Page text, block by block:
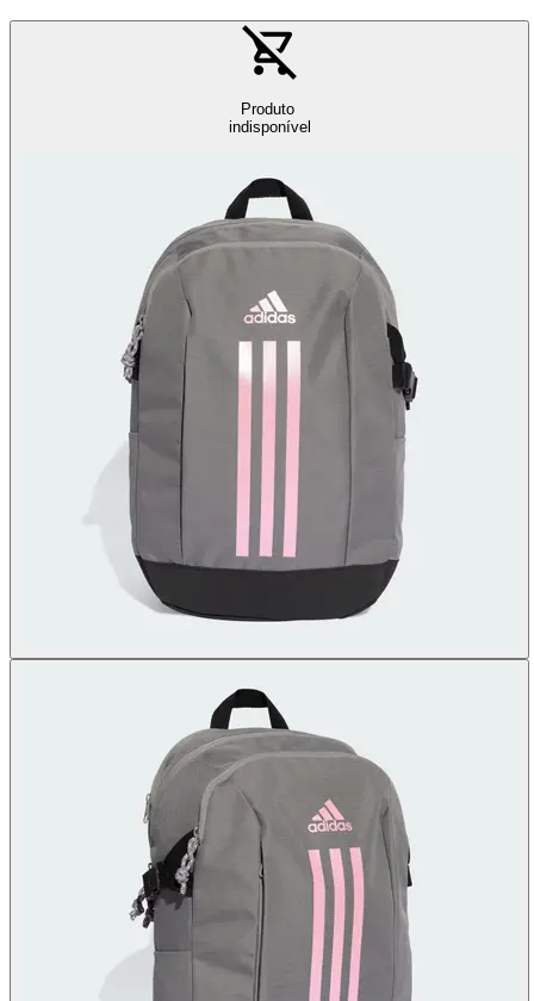
Produto
indisponível